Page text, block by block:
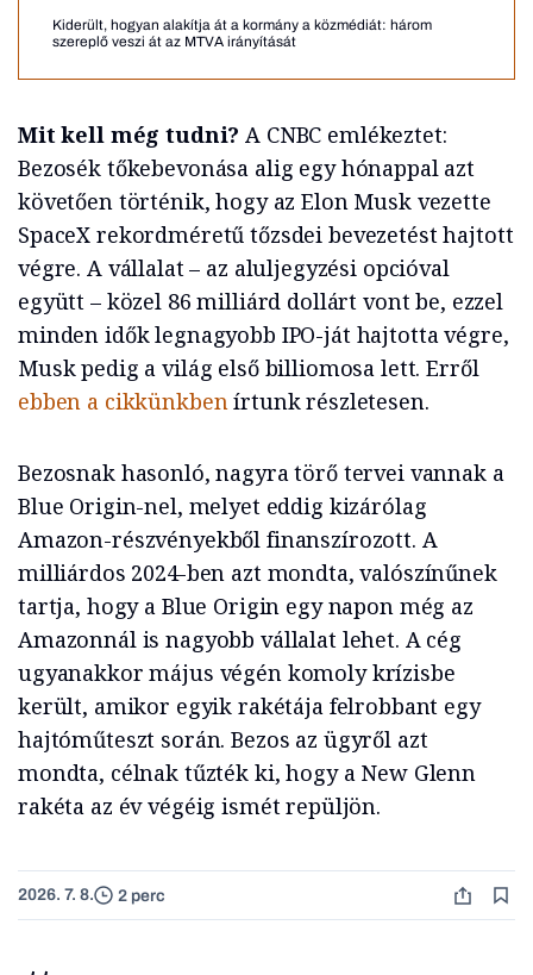
Kiderült, hogyan alakítja át a kormány a közmédiát: három
szereplő veszi át az MTVA irányítását
Mit kell még tudni? A CNBC emlékeztet:
Bezosék tőkebevonása alig egy hónappal azt
követően történik, hogy az Elon Musk vezette
SpaceX rekordméretű tőzsdei bevezetést hajtott
végre. A vállalat – az aluljegyzési opcióval
együtt – közel 86 milliárd dollárt vont be, ezzel
minden idők legnagyobb IPO-ját hajtotta végre,
Musk pedig a világ első billiomosa lett. Erről
ebben a cikkünkbenírtunk részletesen.
Bezosnak hasonló, nagyra törő tervei vannak a
Blue Origin-nel, melyet eddig kizárólag
Amazon-részvényekből finanszírozott. A
milliárdos 2024-ben azt mondta, valószínűnek
tartja, hogy a Blue Origin egy napon még az
Amazonnál is nagyobb vállalat lehet. A cég
ugyanakkor május végén komoly krízisbe
került, amikor egyik rakétája felrobbant egy
hajtóműteszt során. Bezos az ügyről azt
mondta, célnak tűzték ki, hogy a New Glenn
rakéta az év végéig ismét repüljön.
2026. 7. 8. 2 perc